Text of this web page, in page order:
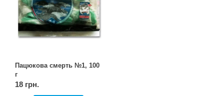
Пацюкова смерть №1, 100
г
18 грн.